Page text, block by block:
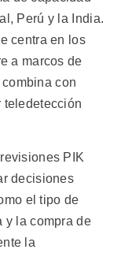
Perú y la India.
centra en los
a marcos de
con
teledetección
PIK
decisiones
el tipo de
y la compra de
la